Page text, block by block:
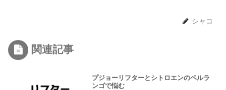
シャコ
関連記事
プジョーリフターとシトロエンのベルラ
ンゴで悩む